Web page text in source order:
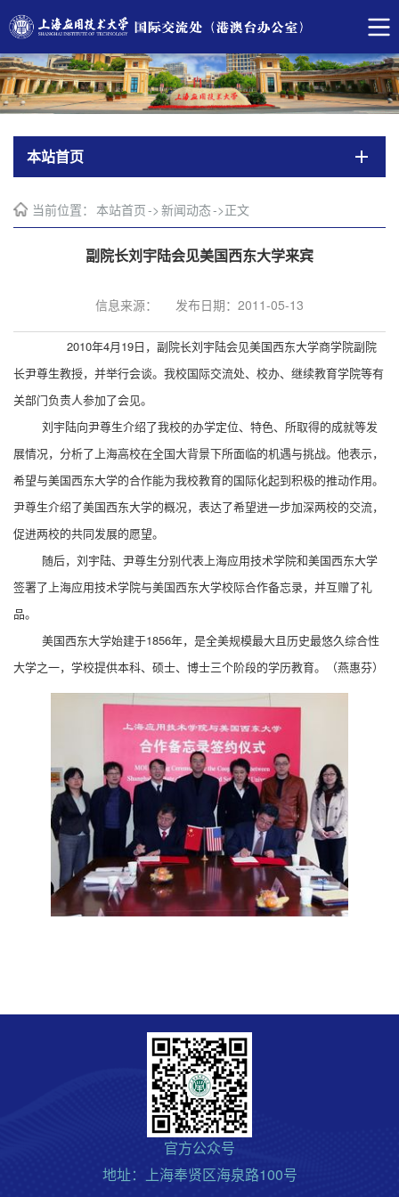
本站首页
当前位置： 本站首页->新闻动态->正文
副院长刘宇陆会见美国西东大学来宾
信息来源： 发布日期：2011-05-13
2010年4月19日，副院长刘宇陆会见美国西东大学商学院副院
长尹尊生教授，并举行会谈。我校国际交流处、校办、继续教育学院等有
关部门负责人参加了会见。
刘宇陆向尹尊生介绍了我校的办学定位、特色、所取得的成就等发
展情况，分析了上海高校在全国大背景下所面临的机遇与挑战。他表示，
希望与美国西东大学的合作能为我校教育的国际化起到积极的推动作用。
尹尊生介绍了美国西东大学的概况，表达了希望进一步加深两校的交流，
促进两校的共同发展的愿望。
随后，刘宇陆、尹尊生分别代表上海应用技术学院和美国西东大学
签署了上海应用技术学院与美国西东大学校际合作备忘录，并互赠了礼
品。
美国西东大学始建于1856年，是全美规模最大且历史最悠久综合性
大学之一，学校提供本科、硕士、博士三个阶段的学历教育。（燕惠芬）
官方公众号
地址：上海奉贤区海泉路100号